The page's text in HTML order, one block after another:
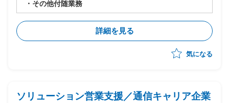
・その他付随業務
詳細を見る
気になる
ソリューション営業支援／通信キャリア企業